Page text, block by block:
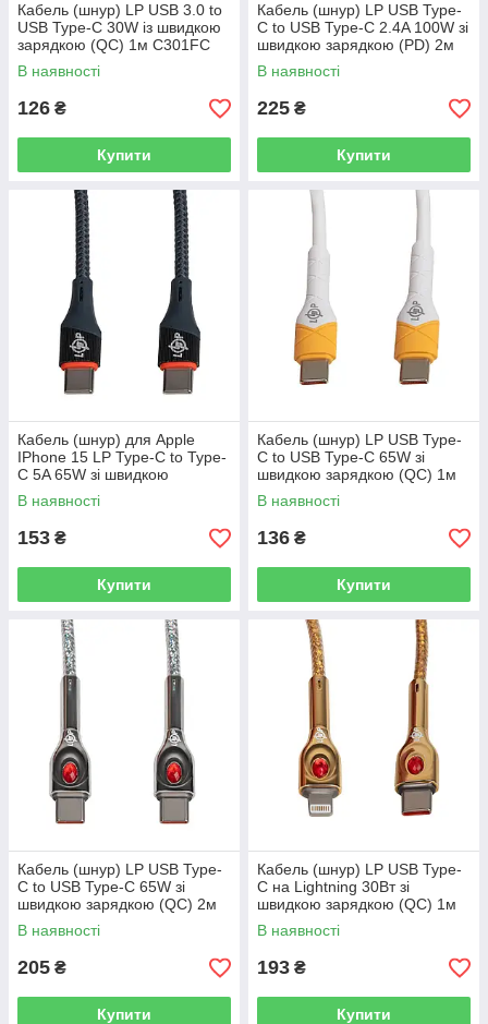
Кабель (шнур) LP USB 3.0 to
USB Type-C 30W із швидкою
зарядкою (QC) 1м C301FC
В наявності
126 ₴
Купити
Кабель (шнур) LP USB Type-
C to USB Type-C 2.4A 100W зі
швидкою зарядкою (PD) 2м
C1001MC
В наявності
225 ₴
Купити
Кабель (шнур) для Apple
IPhone 15 LP Type-C to Type-
C 5A 65W зі швидкою
зарядкою (QC) 1м C201MCI
В наявності
153 ₴
Купити
Кабель (шнур) LP USB Type-
C to USB Type-C 65W зі
швидкою зарядкою (QC) 1м
C651MC2
В наявності
136 ₴
Купити
Кабель (шнур) LP USB Type-
C to USB Type-C 65W зі
швидкою зарядкою (QC) 2м
C652MC
В наявності
205 ₴
Купити
Кабель (шнур) LP USB Type-
C на Lightning 30Вт зі
швидкою зарядкою (QC) 1м
C301ML
В наявності
193 ₴
Купити